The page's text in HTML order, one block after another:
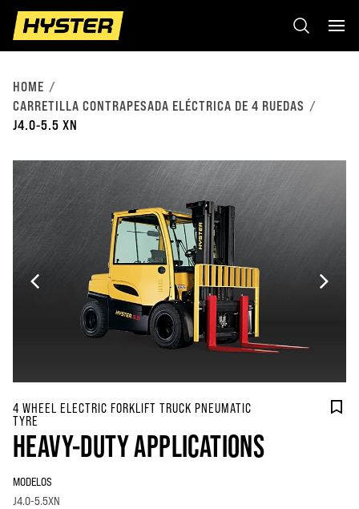
HOME
CARRETILLA CONTRAPESADA ELÉCTRICA DE 4 RUEDAS
J4.0-5.5 XN
4 WHEEL ELECTRIC FORKLIFT TRUCK PNEUMATIC
TYRE
HEAVY-DUTY APPLICATIONS
MODELOS
J4.0-5.5XN